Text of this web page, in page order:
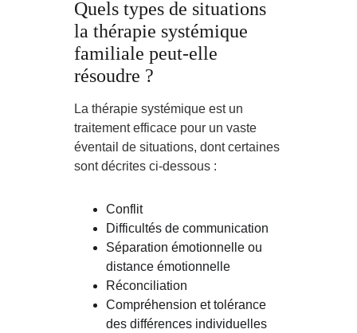
Quels types de situations
la thérapie systémique
familiale peut-elle
résoudre ?
La thérapie systémique est un
traitement efficace pour un vaste
éventail de situations, dont certaines
sont décrites ci-dessous :
Conflit
Difficultés de communication
Séparation émotionnelle ou
distance émotionnelle
Réconciliation
Compréhension et tolérance
des différences individuelles